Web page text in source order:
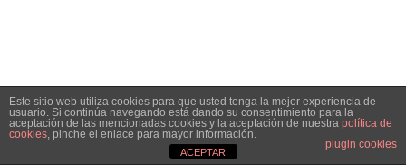
Este sitio web utiliza cookies para que usted tenga la mejor experiencia de
usuario. Si continúa navegando está dando su consentimiento para la
aceptación de las mencionadas cookies y la aceptación de nuestra política de
cookies, pinche el enlace para mayor información.
plugin cookies
ACEPTAR